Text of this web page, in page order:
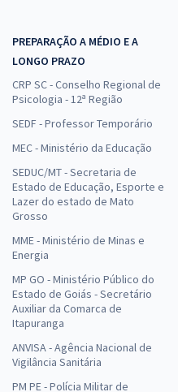
PREPARAÇÃO A MÉDIO E A
LONGO PRAZO
CRP SC - Conselho Regional de
Psicologia - 12ª Região
SEDF - Professor Temporário
MEC - Ministério da Educação
SEDUC/MT - Secretaria de
Estado de Educação, Esporte e
Lazer do estado de Mato
Grosso
MME - Ministério de Minas e
Energia
MP GO - Ministério Público do
Estado de Goiás - Secretário
Auxiliar da Comarca de
Itapuranga
ANVISA - Agência Nacional de
Vigilância Sanitária
PM PE - Polícia Militar de